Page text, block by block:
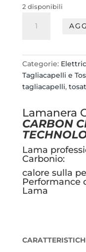
2 disponibili
Tagliacapelli
quantità
Categorie:
Tagliacapelli e
tagliacapelli,
Lamanera
CARBON
Lama
Carbonio:
calore sulla
Performance
Lama